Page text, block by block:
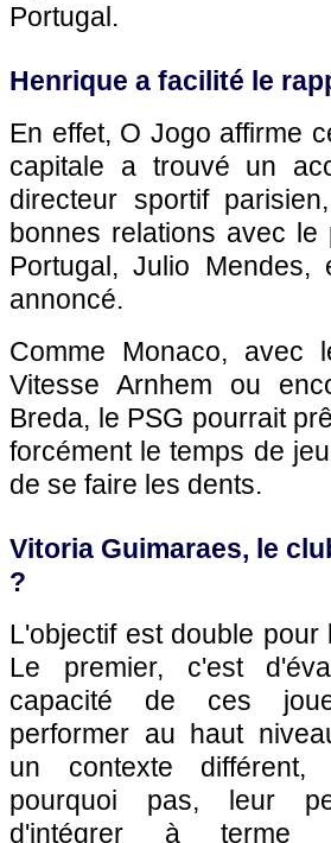
Portugal.
Henrique a facilité le
En effet, O Jogo affirme
capitale a trouvé un
directeur sportif
bonnes relations avec
Portugal, Julio
annoncé.
Comme Monaco, avec
Vitesse Arnhem ou
Breda, le PSG pourrait
forcément le temps de
de se faire les dents.
Vitoria Guimaraes, le
?
L'objectif est double pour
Le premier, c'est
capacité de ces
performer au haut
un contexte
pourquoi pas, leur
d'intégrer à terme